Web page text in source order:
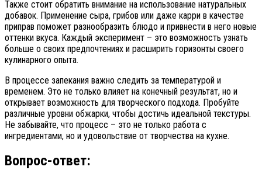
Также стоит обратить внимание на использование натуральных
добавок. Применение сыра, грибов или даже карри в качестве
приправ поможет разнообразить блюдо и привнести в него новые
оттенки вкуса. Каждый эксперимент – это возможность узнать
больше о своих предпочтениях и расширить горизонты своего
кулинарного опыта.
В процессе запекания важно следить за температурой и
временем. Это не только влияет на конечный результат, но и
открывает возможность для творческого подхода. Пробуйте
различные уровни обжарки, чтобы достичь идеальной текстуры.
Не забывайте, что процесс – это не только работа с
ингредиентами, но и удовольствие от творчества на кухне.
Вопрос-ответ: